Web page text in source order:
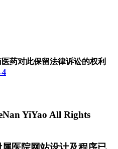
药对此保留法律诉讼的权利
4
YiYao All Rights